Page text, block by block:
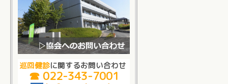
巡回健診に関するお問い合わせ
☎ 022-343-7001